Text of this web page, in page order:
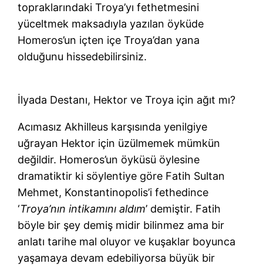
topraklarındaki Troya’yı fethetmesini
yüceltmek maksadıyla yazılan öyküde
Homeros’un içten içe Troya’dan yana
olduğunu hissedebilirsiniz.
İlyada Destanı, Hektor ve Troya için ağıt mı?
Acımasız Akhilleus karşısında yenilgiye
uğrayan Hektor için üzülmemek mümkün
değildir. Homeros’un öyküsü öylesine
dramatiktir ki söylentiye göre Fatih Sultan
Mehmet, Konstantinopolis’i fethedince
‘Troya’nın intikamını aldım’ demiştir. Fatih
böyle bir şey demiş midir bilinmez ama bir
anlatı tarihe mal oluyor ve kuşaklar boyunca
yaşamaya devam edebiliyorsa büyük bir